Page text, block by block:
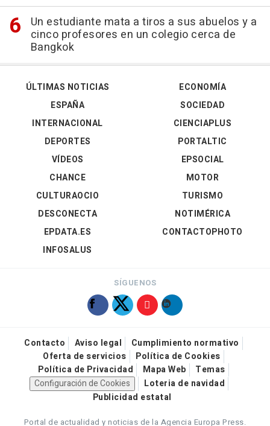
Un estudiante mata a tiros a sus abuelos y a
cinco profesores en un colegio cerca de
Bangkok
ÚLTIMAS NOTICIAS
ESPAÑA
INTERNACIONAL
DEPORTES
VÍDEOS
ECONOMÍA
SOCIEDAD
CIENCIAPLUS
PORTALTIC
EPSOCIAL
CHANCE
CULTURAOCIO
DESCONECTA
EPDATA.ES
INFOSALUS
MOTOR
TURISMO
NOTIMÉRICA
CONTACTOPHOTO
SÍGUENOS
Contacto Aviso legal
Cumplimiento normativo
Oferta de servicios
Política de Cookies
Política de Privacidad
Mapa Web
Temas
Configuración de Cookies
Loteria de navidad
Publicidad estatal
Portal de actualidad y noticias de la Agencia Europa Press.